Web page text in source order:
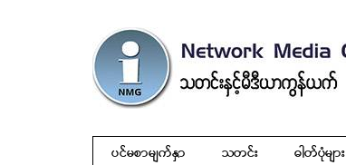
ပင်မစာမျက်နှာ သတင်း ဓါတ်ပုံများ